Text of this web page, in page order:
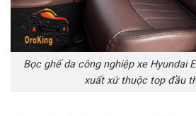
Bọc ghế da công nghiệp xe Hyundai
xuất xứ thuộc top đầu